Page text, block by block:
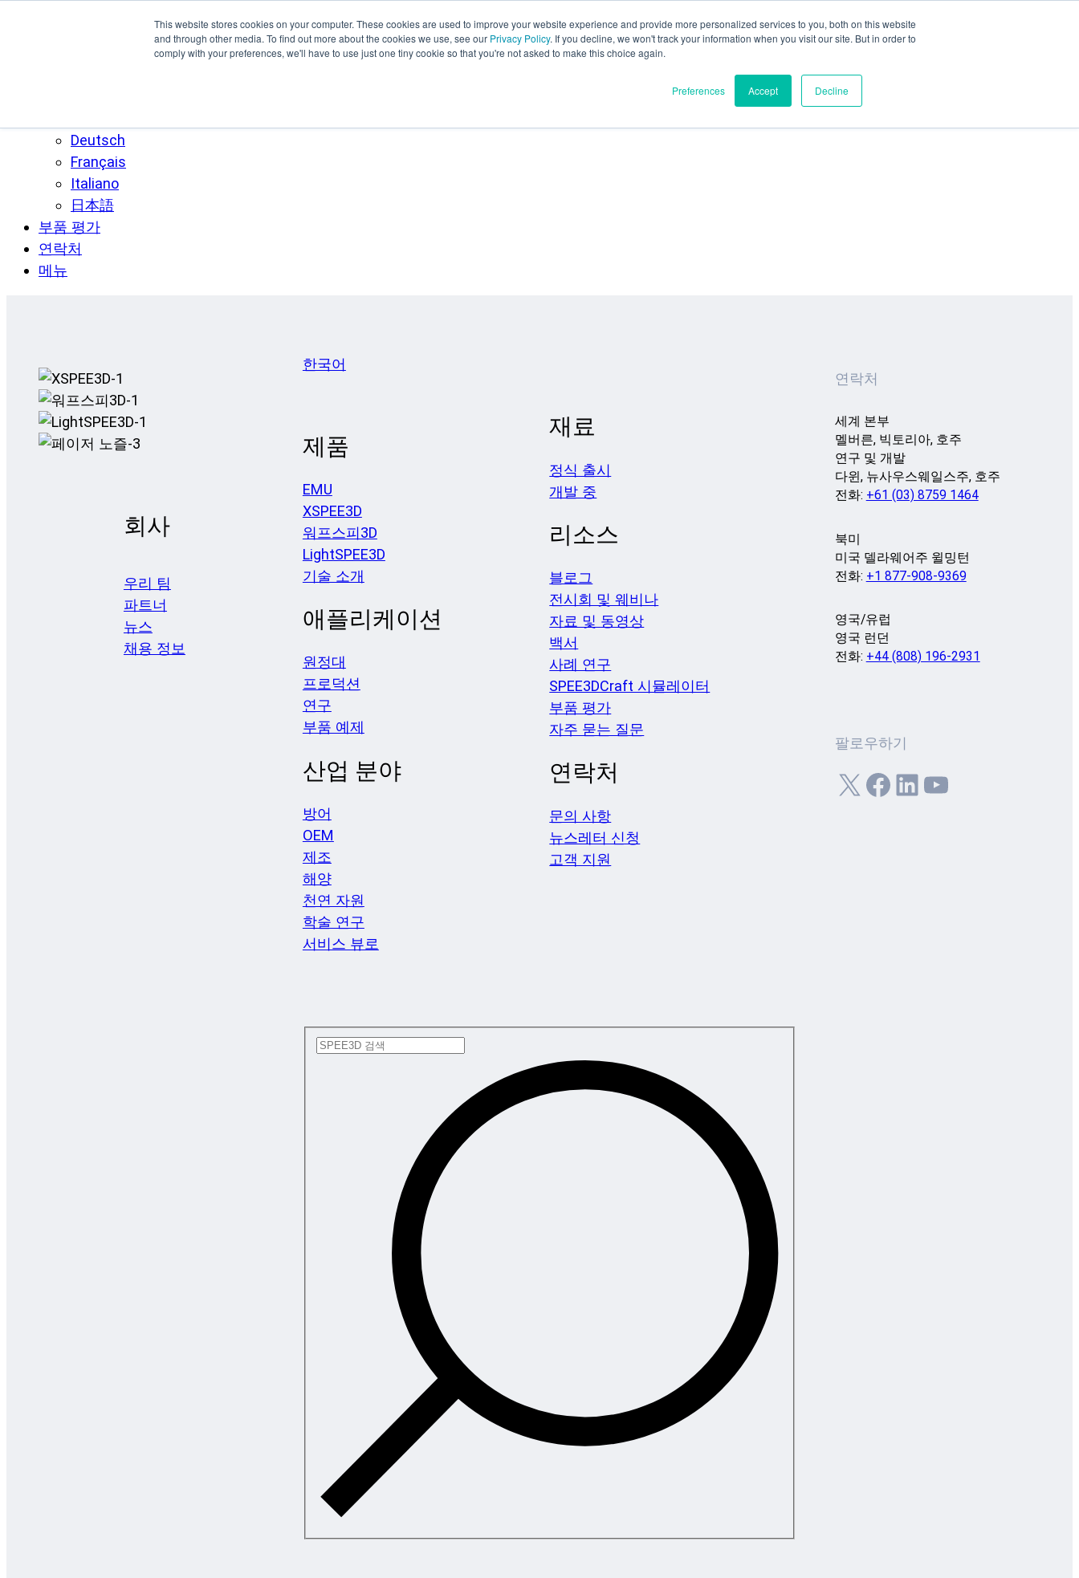
This website stores cookies on your computer. These cookies are used to improve your website experience and provide more personalized services to you, both on this website
and through other media. To find out more about the cookies we use, see our Privacy Policy. If you decline, we won't track your information when you visit our site. But in order to
comply with your preferences, we'll have to use just one tiny cookie so that you're not asked to make this choice again.
Preferences Accept Decline
주요 콘텐츠로 건너뛰기
Deutsch
Français
Italiano
日本語
부품 평가
연락처
메뉴
회사
우리 팀
파트너
뉴스
채용 정보
한국어
제품
EMU
XSPEE3D
워프스피3D
LightSPEE3D
기술 소개
애플리케이션
원정대
프로덕션
연구
부품 예제
산업 분야
방어
OEM
제조
해양
천연 자원
학술 연구
서비스 뷰로
재료
정식 출시
개발 중
리소스
블로그
전시회 및 웨비나
자료 및 동영상
백서
사례 연구
SPEE3DCraft 시뮬레이터
부품 평가
자주 묻는 질문
연락처
문의 사항
뉴스레터 신청
고객 지원
연락처
세계 본부
멜버른, 빅토리아, 호주
연구 및 개발
다윈, 뉴사우스웨일스주, 호주
전화: +61 (03) 8759 1464
북미
미국 델라웨어주 윌밍턴
전화: +1 877-908-9369
영국/유럽
영국 런던
전화: +44 (808) 196-2931
팔로우하기
X Facebook LinkedIn YouTube